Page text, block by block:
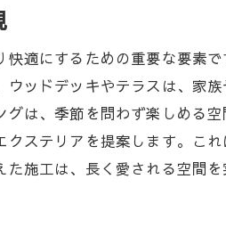
供する快適空間の特徴
がもたらす暮らしの変化
工プラン
求したエクステリア設計
エクステリアの提案
適にするための重要な要素
ッドデッキやテラスは、家
は、季節を問わず楽しめる
ステリアを提案します。こ
施工は、長く愛される空間